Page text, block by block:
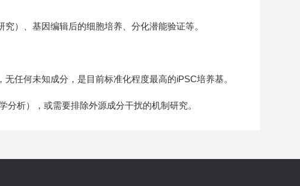
）、基因编辑后的细胞培养、分化潜能验证等。
任何未知成分，是目前标准化程度最高的iPSC培养基。
析），或需要排除外源成分干扰的机制研究。